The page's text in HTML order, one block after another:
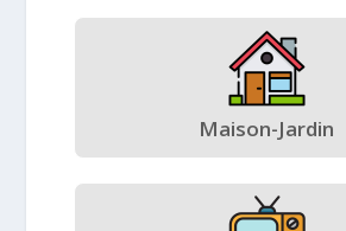
Maison-Jardin